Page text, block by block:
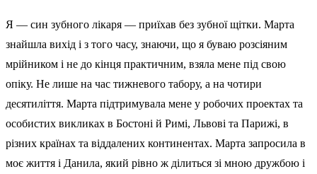
Я — син зубного лікаря — приїхав без зубної щітки. Марта
знайшла вихід і з того часу, знаючи, що я буваю розсіяним
мрійником і не до кінця практичним, взяла мене під свою
опіку. Не лише на час тижневого табору, а на чотири
десятиліття. Марта підтримувала мене у робочих проектах та
особистих викликах в Бостоні й Римі, Львові та Парижі, в
різних країнах та віддалених континентах. Марта запросила в
моє життя і Данила, який рівно ж ділиться зі мною дружбою і